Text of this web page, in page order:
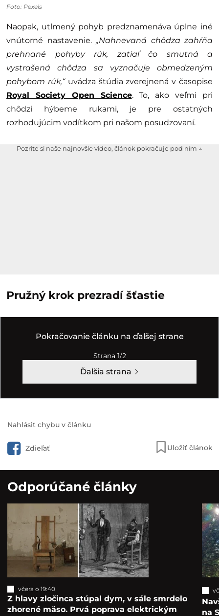
Foto: Pexels
Naopak, utlmený pohyb predznamenáva úplne iné
vnútorné nastavenie. „Nahnevaná chôdza zahŕňa
prehnané pohyby rúk, zatiaľ čo smutná a
vystrašená chôdza sa vyznačuje obmedzeným
pohybom rúk,“uvádza štúdia zverejnená v časopise
Royal Society Open Science. To, ako veľmi pri
chôdzi hýbeme rukami, je pre ostatných
rozhodujúcim vodítkom pri našom posudzovaní.
Pozrite si naše najnovšie video, článok pokračuje pod ním ↓
Pružný krok prezradí šťastie
Pokračovanie článku na ďalšej strane
Strana 1/2
Ďalšia strana
Nahlásiť chybu v článku
Zdieľať Uložiť článok
Odporúčané články
včera o 19:40
Z hlavy zločinca stúpal dym, v sále smrdelo
zhorené mäso. Prvá poprava elektrickým
na